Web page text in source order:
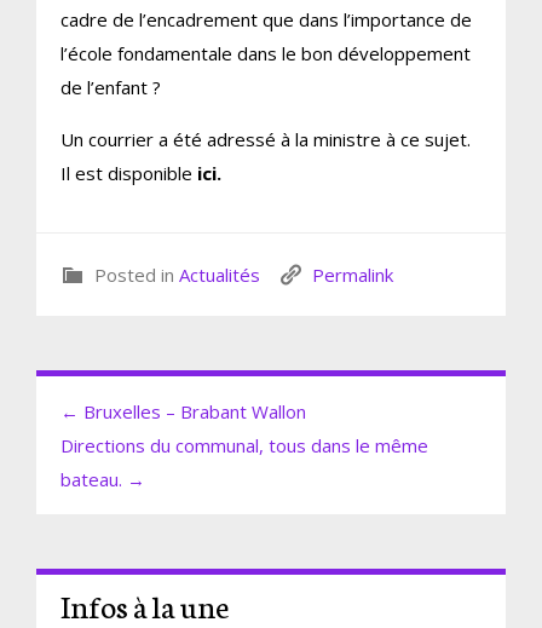
cadre de l’encadrement que dans l’importance de
l’école fondamentale dans le bon développement
de l’enfant ?
Un courrier a été adressé à la ministre à ce sujet.
Il est disponible ici.
Posted in Actualités Permalink
← Bruxelles – Brabant Wallon
Directions du communal, tous dans le même
bateau. →
Infos à la une